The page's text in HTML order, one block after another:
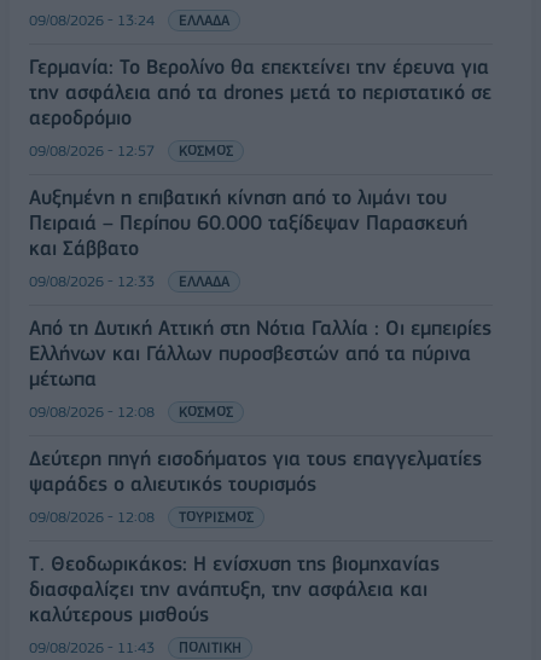
09/08/2026 - 13:24 ΕΛΛΑΔΑ
Γερμανία: Το Βερολίνο θα επεκτείνει την έρευνα για
την ασφάλεια από τα drones μετά το περιστατικό σε
αεροδρόμιο
09/08/2026 - 12:57 ΚΟΣΜΟΣ
Αυξημένη η επιβατική κίνηση από το λιμάνι του
Πειραιά – Περίπου 60.000 ταξίδεψαν Παρασκευή
και Σάββατο
09/08/2026 - 12:33 ΕΛΛΑΔΑ
Από τη Δυτική Αττική στη Νότια Γαλλία : Οι εμπειρίες
Ελλήνων και Γάλλων πυροσβεστών από τα πύρινα
μέτωπα
09/08/2026 - 12:08 ΚΟΣΜΟΣ
Δεύτερη πηγή εισοδήματος για τους επαγγελματίες
ψαράδες ο αλιευτικός τουρισμός
09/08/2026 - 12:08 ΤΟΥΡΙΣΜΟΣ
Τ. Θεοδωρικάκος: Η ενίσχυση της βιομηχανίας
διασφαλίζει την ανάπτυξη, την ασφάλεια και
καλύτερους μισθούς
09/08/2026 - 11:43 ΠΟΛΙΤΙΚΗ